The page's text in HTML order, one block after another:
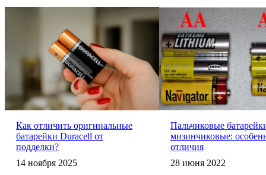
Как отличить оригинальные
батарейки Duracell от
подделки?
14 ноября 2025
Пальчиковые
мизинчиковые:
отличия
28 июня 2022